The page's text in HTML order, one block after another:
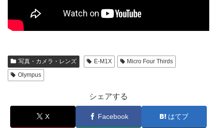
写真・カメラ・レンズ E-M1X
Micro Four Thirds
Olympus
シェアする
X Facebook はてブ